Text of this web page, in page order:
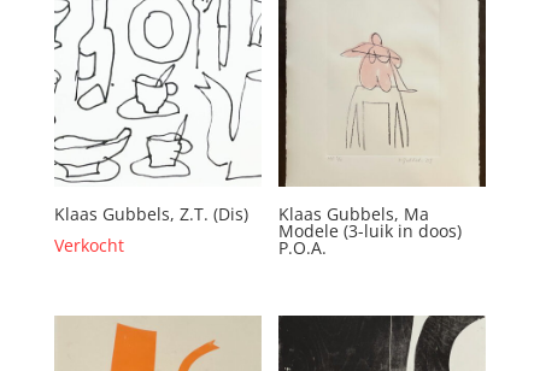
Klaas Gubbels, Z.T. (Dis)
Verkocht
Klaas Gubbels, Ma
Modele (3-luik in doos)
P.O.A.